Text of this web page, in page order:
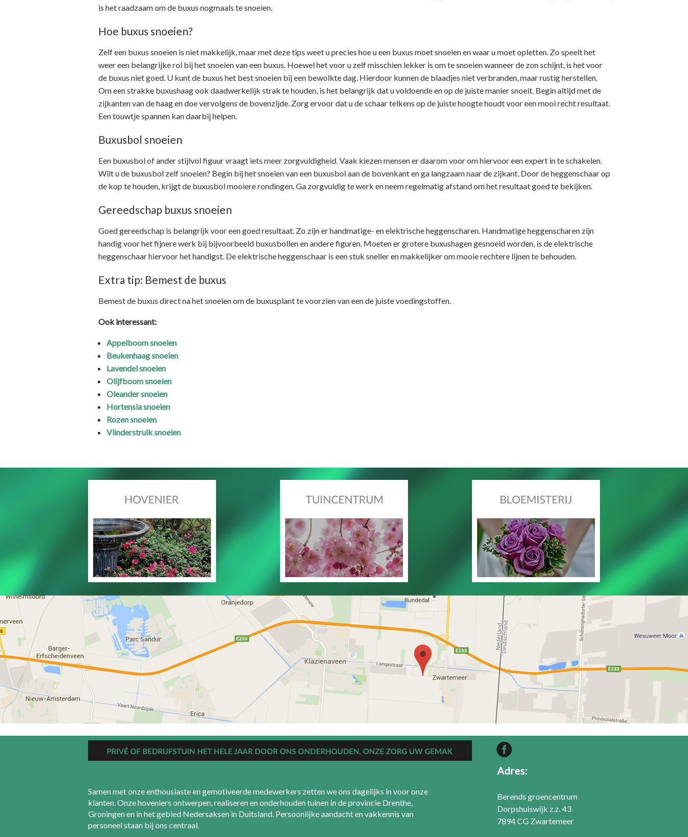
is het raadzaam om de buxus nogmaals te snoeien.
Hoe buxus snoeien?
Zelf een buxus snoeien is niet makkelijk, maar met deze tips weet u precies hoe u een buxus moet snoeien en waar u moet opletten. Zo speelt het
weer een belangrijke rol bij het snoeien van een buxus. Hoewel het voor u zelf misschien lekker is om te snoeien wanneer de zon schijnt, is het voor
de buxus niet goed. U kunt de buxus het best snoeien bij een bewolkte dag. Hierdoor kunnen de blaadjes niet verbranden, maar rustig herstellen.
Om een strakke buxushaag ook daadwerkelijk strak te houden, is het belangrijk dat u voldoende en op de juiste manier snoeit. Begin altijd met de
zijkanten van de haag en doe vervolgens de bovenzijde. Zorg ervoor dat u de schaar telkens op de juiste hoogte houdt voor een mooi recht resultaat.
Een touwtje spannen kan daarbij helpen.
Buxusbol snoeien
Een buxusbol of ander stijlvol figuur vraagt iets meer zorgvuldigheid. Vaak kiezen mensen er daarom voor om hiervoor een expert in te schakelen.
Wilt u de buxusbol zelf snoeien? Begin bij het snoeien van een buxusbol aan de bovenkant en ga langzaam naar de zijkant. Door de heggenschaar op
de kop te houden, krijgt de buxusbol mooiere rondingen. Ga zorgvuldig te werk en neem regelmatig afstand om het resultaat goed te bekijken.
Gereedschap buxus snoeien
Goed gereedschap is belangrijk voor een goed resultaat. Zo zijn er handmatige- en elektrische heggenscharen. Handmatige heggenscharen zijn
handig voor het fijnere werk bij bijvoorbeeld buxusbollen en andere figuren. Moeten er grotere buxushagen gesnoeid worden, is de elektrische
heggenschaar hiervoor het handigst. De elektrische heggenschaar is een stuk sneller en makkelijker om mooie rechtere lijnen te behouden.
Extra tip: Bemest de buxus
Bemest de buxus direct na het snoeien om de buxusplant te voorzien van een de juiste voedingstoffen.
Ook interessant:
Appelboom snoeien
Beukenhaag snoeien
Lavendel snoeien
Olijfboom snoeien
Oleander snoeien
Hortensia snoeien
Rozen snoeien
Vlinderstruik snoeien
Adres:
Berends groencentrum
Dorpshuiswijk z.z. 43
7894 CG Zwartemeer
Samen met onze enthousiaste en gemotiveerde medewerkers zetten we ons dagelijks in voor onze
klanten. Onze hoveniers ontwerpen, realiseren en onderhouden tuinen in de provincie Drenthe,
Groningen en in het gebied Nedersaksen in Duitsland. Persoonlijke aandacht en vakkennis van
personeel staan bij ons centraal.